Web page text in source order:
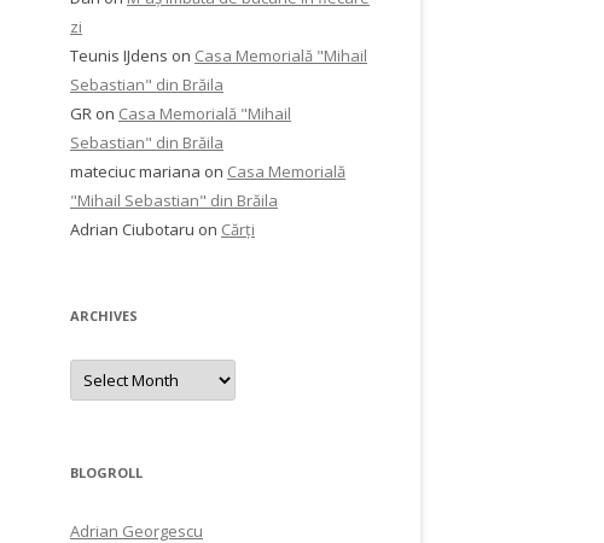
zi
Teunis IJdens on Casa Memorială "Mihail
Sebastian" din Brăila
GR on Casa Memorială "Mihail
Sebastian" din Brăila
mateciuc mariana on Casa Memorială
"Mihail Sebastian" din Brăila
Adrian Ciubotaru on Cărți
ARCHIVES
Archives
BLOGROLL
Adrian Georgescu